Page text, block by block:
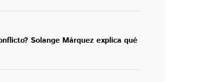
Solange Márquez explica qué